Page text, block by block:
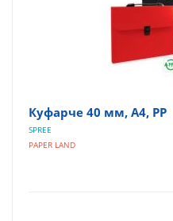
Куфарче 40 мм, А4, PP
SPREE
PAPER LAND